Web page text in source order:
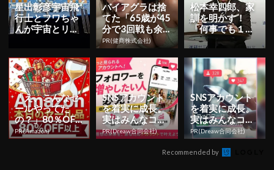
星出彰彦宇宙飛
行士とフワちゃ
んが宇宙とリア
イブ授業」が...
バイアグラは捨
てた「65歳が45
分で3回戦も余
裕」1日31円で
朝まで絶好調！
PR(健商株式会社)
松本幸四郎、家
訓を明かす！
「何事でも１つ
のことにとこと
ん専心する」 | Y
ESN...
「え、こんなセ
ールやってた
の？」80％OFF
以上が続々登
場！Amazonの本
PR(Amazon)
SNSアカウント
を着実に成長。
実はみんなココ
使ってます。
PR(Dreaw合同会社)
SNSアカウント
を着実に成長。
実はみんなココ
使ってます。
PR(Dreaw合同会社)
Recommended by